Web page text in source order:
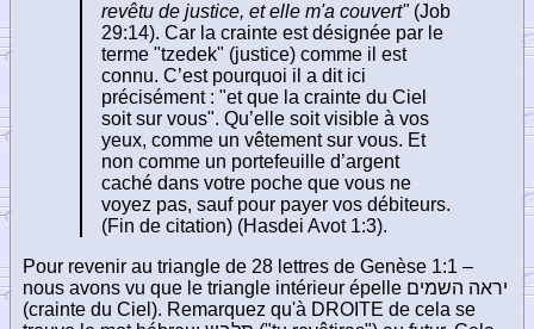
revêtu de justice, et elle m'a couvert"(Job
29:14). Car la crainte est désignée par le
terme "tzedek" (justice) comme il est
connu. C’est pourquoi il a dit ici
précisément : "et que la crainte du Ciel
soit sur vous". Qu’elle soit visible à vos
yeux, comme un vêtement sur vous. Et
non comme un portefeuille d’argent
caché dans votre poche que vous ne
voyez pas, sauf pour payer vos débiteurs.
(Fin de citation) (Hasdei Avot 1:3).
Pour revenir au triangle de 28 lettres de Genèse 1:1 –
nous avons vu que le triangle intérieur épelle יראה השמים
(crainte du Ciel). Remarquez qu'à DROITE de cela se